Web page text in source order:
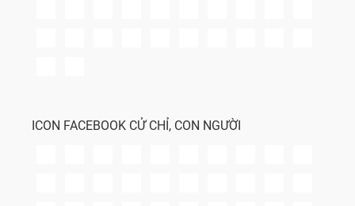
ICON FACEBOOK CỬ CHỈ, CON NGƯỜI